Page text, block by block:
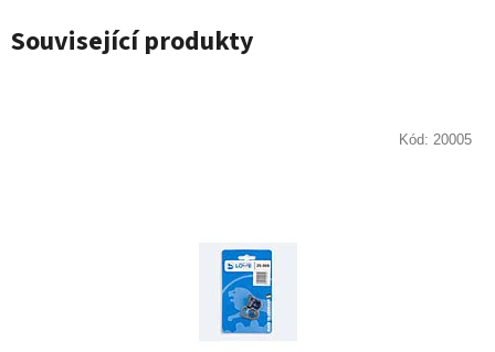
Související produkty
Kód: 20005